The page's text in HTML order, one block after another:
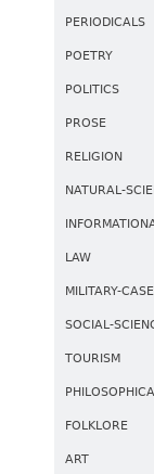
PERIODICALS
POETRY
POLITICS
PROSE
RELIGION
NATURAL-
LAW
MILITARY-CASE
SOCIAL-
TOURISM
FOLKLORE
ART